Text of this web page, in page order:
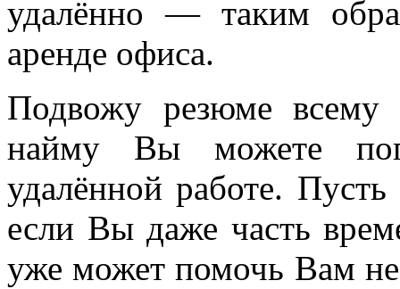
удалённо — таким
аренде офиса.
Подвожу резюме всему
найму Вы можете
удалённой работе.
если Вы даже часть
уже может помочь Вам не